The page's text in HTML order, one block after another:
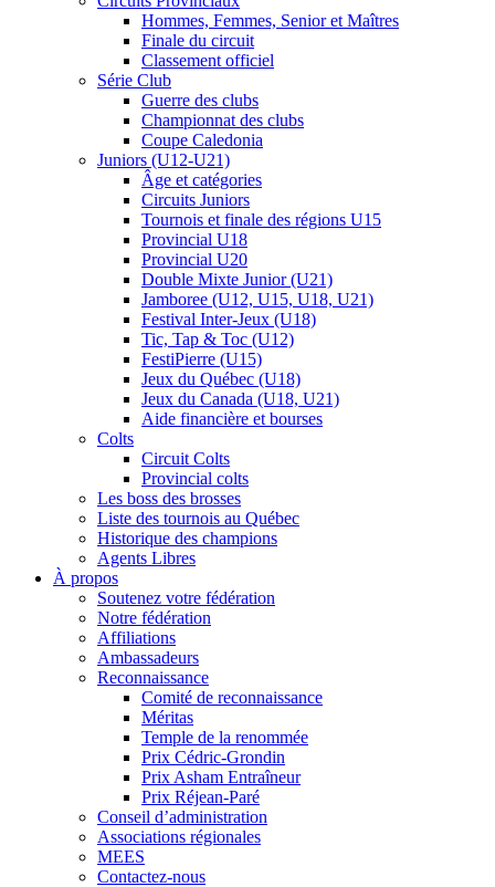
Hommes, Femmes, Senior et Maîtres
Finale du circuit
Classement officiel
Série Club
Guerre des clubs
Championnat des clubs
Coupe Caledonia
Juniors (U12-U21)
Âge et catégories
Circuits Juniors
Tournois et finale des régions U15
Provincial U18
Provincial U20
Double Mixte Junior (U21)
Jamboree (U12, U15, U18, U21)
Festival Inter-Jeux (U18)
Tic, Tap & Toc (U12)
FestiPierre (U15)
Jeux du Québec (U18)
Jeux du Canada (U18, U21)
Aide financière et bourses
Colts
Circuit Colts
Provincial colts
Les boss des brosses
Liste des tournois au Québec
Historique des champions
Agents Libres
À propos
Soutenez votre fédération
Notre fédération
Affiliations
Ambassadeurs
Reconnaissance
Comité de reconnaissance
Méritas
Temple de la renommée
Prix Cédric-Grondin
Prix Asham Entraîneur
Prix Réjean-Paré
Conseil d’administration
Associations régionales
MEES
Contactez-nous